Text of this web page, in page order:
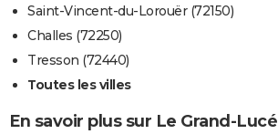
Saint-Vincent-du-Lorouër (72150)
Challes (72250)
Tresson (72440)
Toutes les villes
En savoir plus sur Le Grand-Lucé